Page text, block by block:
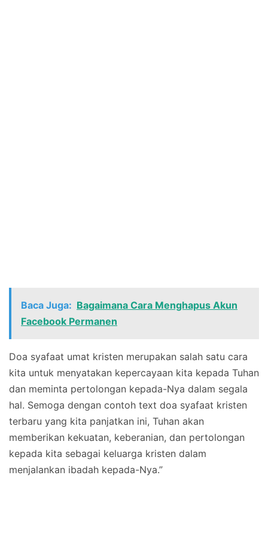
Baca Juga: Bagaimana Cara Menghapus Akun
Facebook Permanen
Doa syafaat umat kristen merupakan salah satu cara
kita untuk menyatakan kepercayaan kita kepada Tuhan
dan meminta pertolongan kepada-Nya dalam segala
hal. Semoga dengan contoh text doa syafaat kristen
terbaru yang kita panjatkan ini, Tuhan akan
memberikan kekuatan, keberanian, dan pertolongan
kepada kita sebagai keluarga kristen dalam
menjalankan ibadah kepada-Nya.”